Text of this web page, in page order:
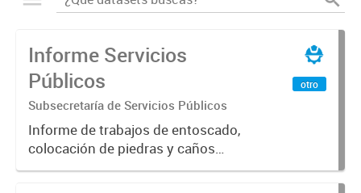
Informe Servicios
Públicos
Subsecretaría de Servicios Públicos
Informe de trabajos de entoscado,
colocación de piedras y caños
(zanjeo - cruce de calles) Informe
otro